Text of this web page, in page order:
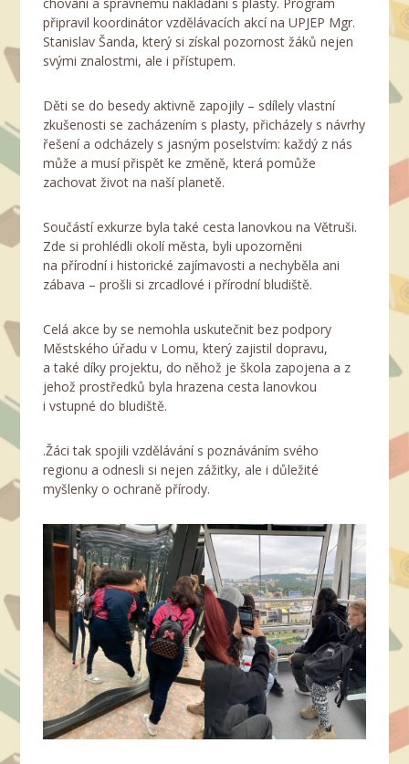
připravil koordinátor vzdělávacích akcí na UPJEP Mgr.
Stanislav Šanda, který si získal pozornost žáků nejen
svými znalostmi, ale i přístupem.
Děti se do besedy aktivně zapojily – sdílely vlastní
zkušenosti se zacházením s plasty, přicházely s návrhy
řešení a odcházely s jasným poselstvím: každý z nás
může a musí přispět ke změně, která pomůže
zachovat život na naší planetě.
Součástí exkurze byla také cesta lanovkou na Větruši.
Zde si prohlédli okolí města, byli upozorněni
na přírodní i historické zajímavosti a nechyběla ani
zábava – prošli si zrcadlové i přírodní bludiště.
Celá akce by se nemohla uskutečnit bez podpory
Městského úřadu v Lomu, který zajistil dopravu,
a také díky projektu, do něhož je škola zapojena a z
jehož prostředků byla hrazena cesta lanovkou
i vstupné do bludiště.
.Žáci tak spojili vzdělávání s poznáváním svého
regionu a odnesli si nejen zážitky, ale i důležité
myšlenky o ochraně přírody.